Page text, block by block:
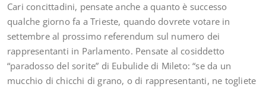
Cari concittadini, pensate anche a quanto è successo
qualche giorno fa a Trieste, quando dovrete votare in
settembre al prossimo referendum sul numero dei
rappresentanti in Parlamento. Pensate al cosiddetto
“paradosso del sorite” di Eubulide di Mileto: “se da un
mucchio di chicchi di grano, o di rappresentanti, ne togliete